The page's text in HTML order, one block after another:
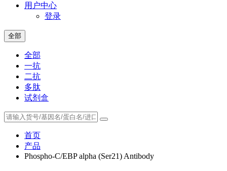
用户中心
登录
全部
全部
一抗
二抗
多肽
试剂盒
首页
产品
Phospho-C/EBP alpha (Ser21) Antibody